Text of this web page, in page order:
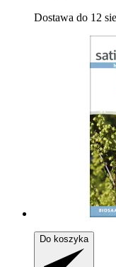
Dostawa do 12
Do koszyka